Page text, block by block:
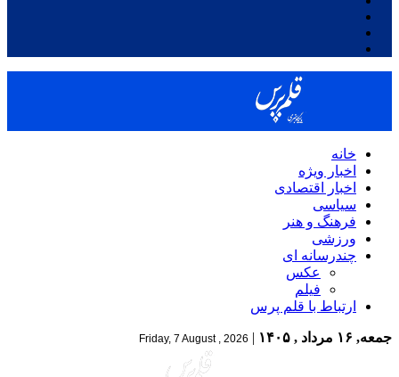
خانه
اخبار ویژه
اخبار اقتصادی
سیاسی
فرهنگ و هنر
ورزشی
چندرسانه ای
عکس
فیلم
ارتباط با قلم پرس
جمعه, ۱۶ مرداد , ۱۴۰۵ |
Friday, 7 August , 2026